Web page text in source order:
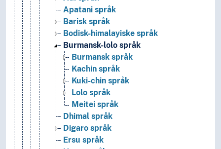
Apatani språk
Barisk språk
Bodisk-himalayiske språk
Burmansk-lolo språk
Burmansk språk
Kachin språk
Kuki-chin språk
Lolo språk
Meitei språk
Dhimal språk
Digaro språk
Ersu språk